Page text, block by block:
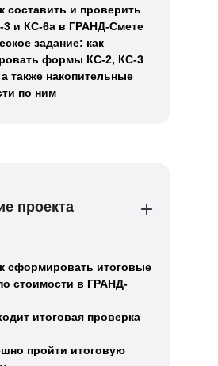
составить и проверить
3 и КС-6а в ГРАНД-Смете
задание: как
формы КС-2, КС-3
также накопительные
по ним
проекта
сформировать итоговые
стоимости в ГРАНД-
итоговая проверка
пройти итоговую